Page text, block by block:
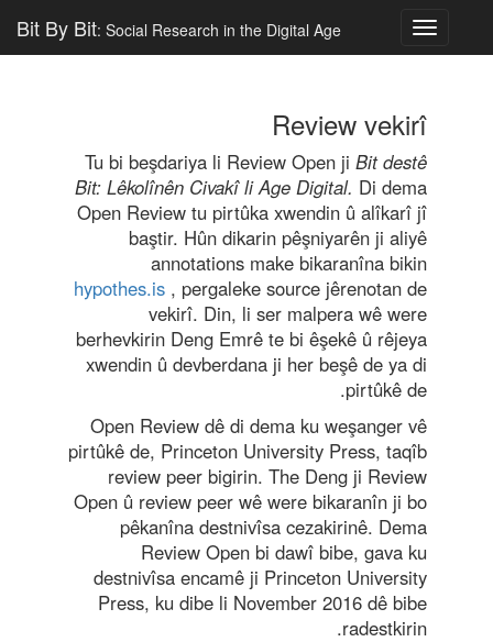
Toggle
Bit By Bit: Social Research in the Digital Age
Review vekirî
Tu bi beşdariya li Review Open ji Bit destê
Bit: Lêkolînên Civakî li Age Digital. Di dema
Open Review tu pirtûka xwendin û alîkarî jî
baştir. Hûn dikarin pêşniyarên ji aliyê
annotations make bikaranîna bikin
hypothes.is , pergaleke source jêrenotan de
vekirî. Din, li ser malpera wê were
berhevkirin Deng Emrê te bi êşekê û rêjeya
xwendin û devberdana ji her beşê de ya di
pirtûkê de.
Open Review dê di dema ku weşanger vê
pirtûkê de, Princeton University Press, taqîb
review peer bigirin. The Deng ji Review
Open û review peer wê were bikaranîn ji bo
pêkanîna destnivîsa cezakirinê. Dema
Review Open bi dawî bibe, gava ku
destnivîsa encamê ji Princeton University
Press, ku dibe li November 2016 dê bibe
radestkirin.